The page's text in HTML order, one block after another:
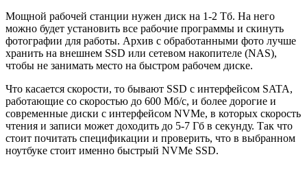
Мощной рабочей станции нужен диск на 1-2 Тб. На него
можно будет установить все рабочие программы и скинуть
фотографии для работы. Архив с обработанными фото лучше
хранить на внешнем SSD или сетевом накопителе (NAS),
чтобы не занимать место на быстром рабочем диске.
Что касается скорости, то бывают SSD с интерфейсом SATA,
работающие со скоростью до 600 Мб/с, и более дорогие и
современные диски с интерфейсом NVMe, в которых скорость
чтения и записи может доходить до 5-7 Гб в секунду. Так что
стоит почитать спецификации и проверить, что в выбранном
ноутбуке стоит именно быстрый NVMe SSD.